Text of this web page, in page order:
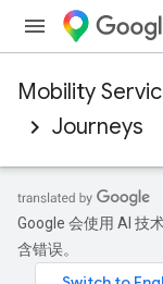
Mobility
Journeys
Google 会使用 AI 技
含错误。